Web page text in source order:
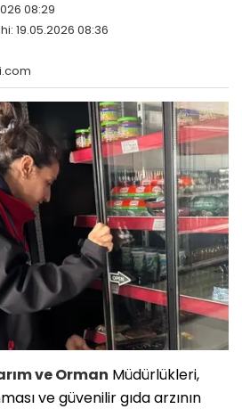
08:29
19.05.2026 08:36
ve Orman Müdürlükleri,
ve güvenilir gıda arzının